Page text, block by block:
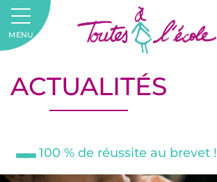
ACTUALITÉS
100 % de réussite au brevet !
MENU